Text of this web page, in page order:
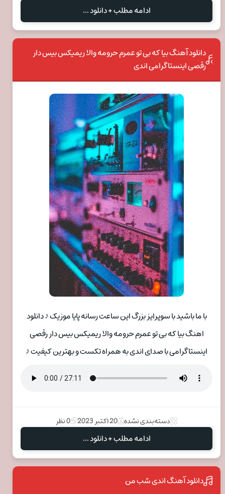
ادامه مطلب + دانلود ...
دانلود آهنگ بیا که بی تو عمرم حرومه والا ریمیکس بیس دار
رقصی اینستاگرامی اندی
با ما باشید با سوپرایز بزرگ این ساعت رسانه پایا موزیک ♪ دانلود
اهنگ بیا که بی تو عمرم حرومه والا ریمیکس بیس دار رقصی
اینستاگرامی با صدای اندی به همراه تکست و بهترین کیفیت ♪
دسته‌بندی نشده 20 اکتبر 2023 0 نظر
ادامه مطلب + دانلود ...
دانلود آهنگ اندی شب من